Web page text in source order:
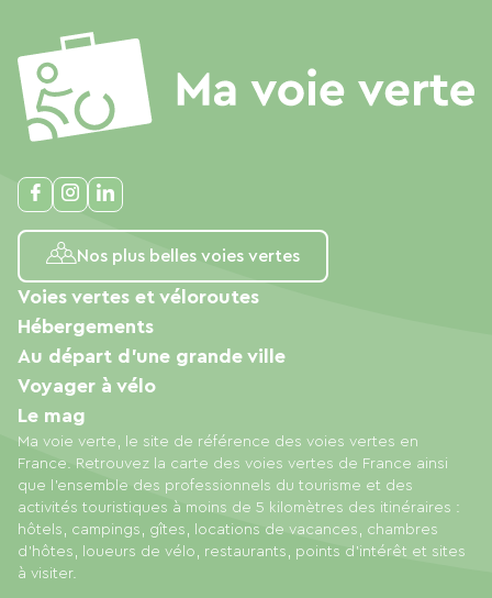
Nos plus belles voies vertes
Ma voie verte, le site de référence des voies vertes en
France. Retrouvez la carte des voies vertes de France ainsi
que l'ensemble des professionnels du tourisme et des
activités touristiques à moins de 5 kilomètres des itinéraires :
hôtels, campings, gîtes, locations de vacances, chambres
d'hôtes, loueurs de vélo, restaurants, points d'intérêt et sites
à visiter.
Voies vertes et véloroutes
Hébergements
Au départ d'une grande ville
Voyager à vélo
Le mag